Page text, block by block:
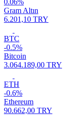
0.06%
Gram Altın
6.201,10 TRY
BTC
-0.5%
Bitcoin
3.064.189,00 TRY
ETH
-0.6%
Ethereum
90.662,00 TRY